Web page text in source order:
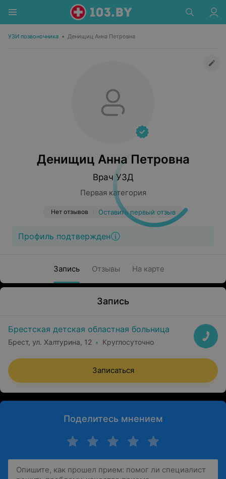
УЗИ позвоночника • Денищиц Анна Петровна
Денищиц Анна Петровна
Врач УЗД
Первая категория
Нет отзывов Оставить первый отзыв
Профиль подтвержден
Запись Отзывы На карте
Запись
Брестская детская областная больница
Брест, ул. Халтурина, 12 Круглосуточно
Записаться
Поделитесь мнением